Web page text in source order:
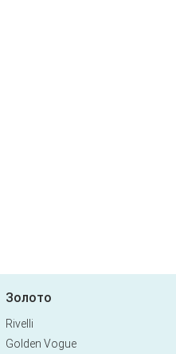
Золото
Rivelli
Golden Vogue